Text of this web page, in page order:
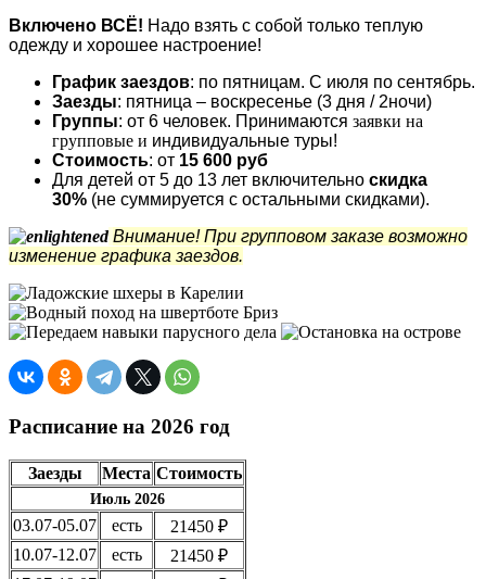
Включено ВСЁ! Надо взять с собой только теплую
одежду и хорошее настроение!
График заездов: по пятницам. С июля по сентябрь.
Заезды: пятница – воскресенье (3 дня / 2ночи)
Группы: от 6 человек. Принимаются заявки на
групповые и индивидуальные туры!
Стоимость: от 15 600 руб
Для детей от 5 до 13 лет включительно скидка
30% (не суммируется с остальными скидками).
Внимание! При групповом заказе возможно
изменение графика заездов.
Расписание на 2026 год
Заезды Места Стоимость
Июль 2026
03.07-05.07 есть
21450 ₽
10.07-12.07
есть
21450 ₽